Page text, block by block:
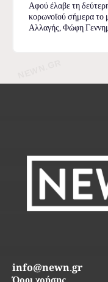
Αφού έλαβε τη
κορωνοϊού σήμερα το
Αλλαγής, Φώφη
info@newn.gr